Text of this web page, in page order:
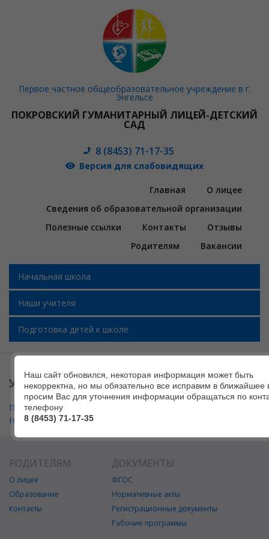
Первое частное общеобразовательное учреждение в г.
Энгельсе
ПОКРОВСКИЙ ГУМАНИТАРНЫЙ ЛИЦЕЙ-ДЕТСКИЙ
САД
8 (8453) 71-17-35
Версия для слабовидящих
Главная
О лицее
Сведения об образовательной организации
Полезные ссылки
Контакты
Отзывы
Родителям
Вакансии
Начальная школа
Наши учителя
Подготовка детей к школе
УЧИТЕЛЯ НАЧАЛЬНОЙ ШКОЛЫ
Педагогический состав, осуществляющий реализацию ООО
НОО
РОДИТЕЛЯМ
О лицее
Образование
Контакты
ДОКУМЕНТЫ
ФГОС
Нормативные акты
Регистрационные документы
Рабочие программы
Наш сайт обновился, некоторая информация может быть
некорректна, но мы обязательно все исправим в ближайшее
просим Вас для уточнения информации обращаться по
телефону
8 (8453) 71-17-35